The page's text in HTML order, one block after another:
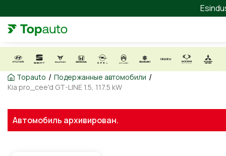
Topauto / Подержанные автомобили /
Kia pro_cee'd GT-LINE 1.5, 117.5 kW
Автомобиль архивирован.